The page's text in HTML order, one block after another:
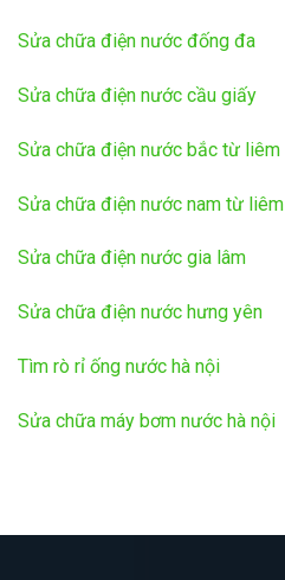
Sửa chữa điện nước đống đa
Sửa chữa điện nước cầu giấy
Sửa chữa điện nước bắc từ liêm
Sửa chữa điện nước nam từ liêm
Sửa chữa điện nước gia lâm
Sửa chữa điện nước hưng yên
Tìm rò rỉ ống nước hà nội
Sửa chữa máy bơm nước hà nội